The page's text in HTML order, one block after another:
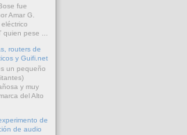
fue
Amar G.
pese ...
routers de
y Guifi.net
un pequeño
y muy
del Alto
de
de audio